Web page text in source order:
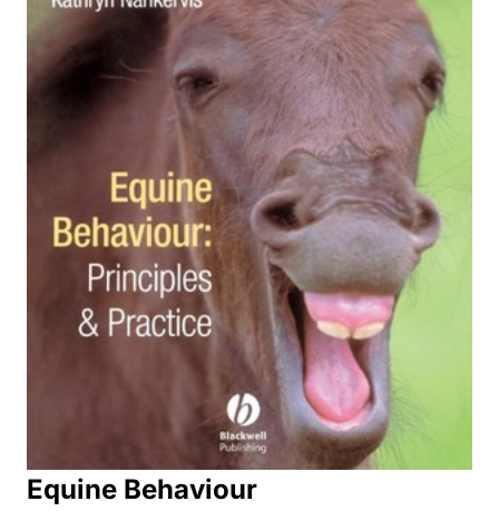
Equine Behaviour